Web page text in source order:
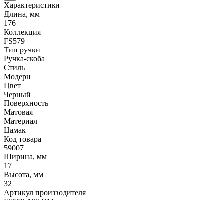
Характеристики
Длина, мм
176
Коллекция
FS579
Тип ручки
Ручка-скоба
Стиль
Модерн
Цвет
Черный
Поверхность
Матовая
Материал
Цамак
Код товара
59007
Ширина, мм
17
Высота, мм
32
Артикул производителя